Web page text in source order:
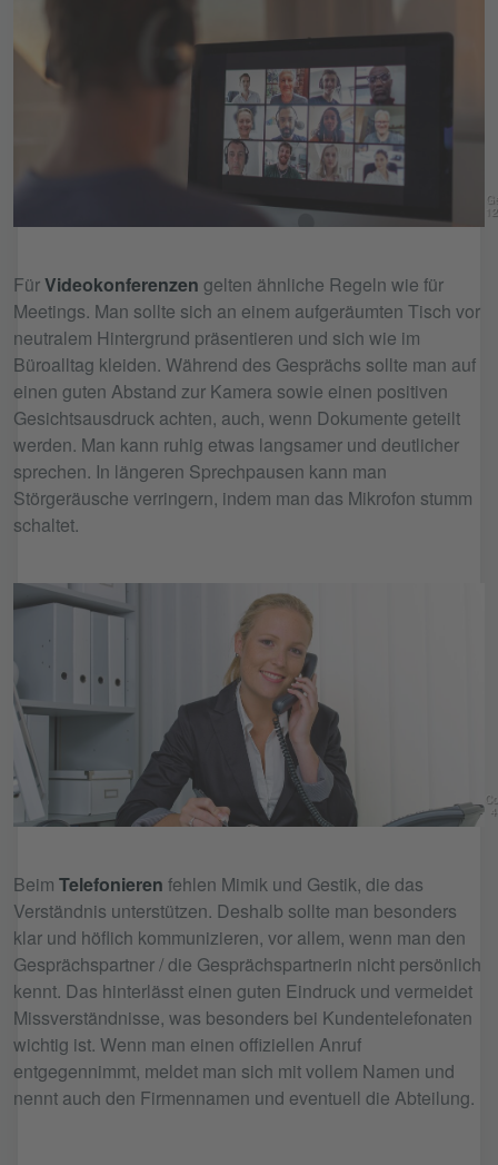
FürVideokonferenzen gelten ähnliche Regeln wie für
Meetings. Man sollte sich an einem aufgeräumten Tisch vor
neutralem Hintergrund präsentieren und sich wie im
Büroalltag kleiden. Während des Gesprächs sollte man auf
einen guten Abstand zur Kamera sowie einen positiven
Gesichtsausdruck achten, auch, wenn Dokumente geteilt
werden. Man kann ruhig etwas langsamer und deutlicher
sprechen. In längeren Sprechpausen kann man
Störgeräusche verringern, indem man das Mikrofon stumm
schaltet.
Beim Telefonieren fehlen Mimik und Gestik, die das
Verständnis unterstützen. Deshalb sollte man besonders
klar und höflich kommunizieren, vor allem, wenn man den
Gesprächspartner / die Gesprächspartnerin nicht persönlich
kennt. Das hinterlässt einen guten Eindruck und vermeidet
Missverständnisse, was besonders bei Kundentelefonaten
wichtig ist. Wenn man einen offiziellen Anruf
entgegennimmt, meldet man sich mit vollem Namen und
nennt auch den Firmennamen und eventuell die Abteilung.